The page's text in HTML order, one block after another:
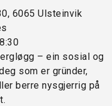
6065 Ulsteinvik
– ein sosial og
som er gründer,
berre nysgjerrig på